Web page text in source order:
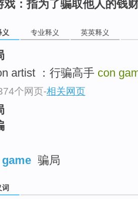
戏：指为了骗取他人的钱
义 专业释义 英英释义
artist ：行骗高手 con
个网页-相关网页
骗局
词